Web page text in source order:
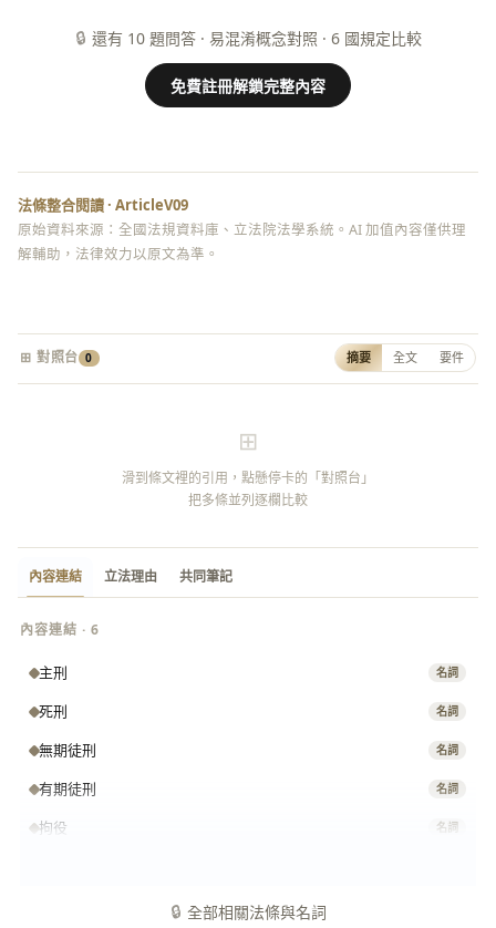
🔒 還有 10 題問答 · 易混淆概念對照 · 6 國規定比較
免費註冊解鎖完整內容
法條整合閱讀 · ArticleV09
原始資料來源：全國法規資料庫、立法院法學系統。AI 加值內容僅供理
解輔助，法律效力以原文為準。
⊞ 對照台 0 摘要 全文 要件
⊞
滑到條文裡的引用，點懸停卡的「對照台」
把多條並列逐欄比較
內容連結 立法理由 共同筆記
內容連結 · 6
主刑 名詞
死刑 名詞
無期徒刑 名詞
有期徒刑 名詞
拘役 名詞
🔒 全部相關法條與名詞